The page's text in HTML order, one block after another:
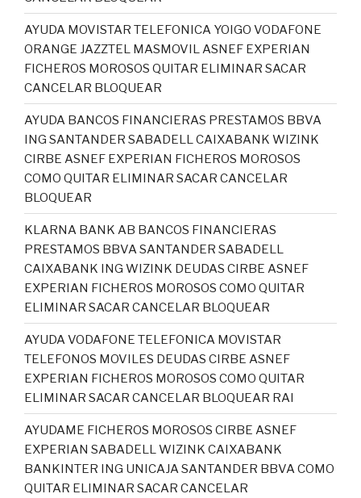
AYUDA MOVISTAR TELEFONICA YOIGO VODAFONE
ORANGE JAZZTEL MASMOVIL ASNEF EXPERIAN
FICHEROS MOROSOS QUITAR ELIMINAR SACAR
CANCELAR BLOQUEAR
AYUDA BANCOS FINANCIERAS PRESTAMOS BBVA
ING SANTANDER SABADELL CAIXABANK WIZINK
CIRBE ASNEF EXPERIAN FICHEROS MOROSOS
COMO QUITAR ELIMINAR SACAR CANCELAR
BLOQUEAR
KLARNA BANK AB BANCOS FINANCIERAS
PRESTAMOS BBVA SANTANDER SABADELL
CAIXABANK ING WIZINK DEUDAS CIRBE ASNEF
EXPERIAN FICHEROS MOROSOS COMO QUITAR
ELIMINAR SACAR CANCELAR BLOQUEAR
AYUDA VODAFONE TELEFONICA MOVISTAR
TELEFONOS MOVILES DEUDAS CIRBE ASNEF
EXPERIAN FICHEROS MOROSOS COMO QUITAR
ELIMINAR SACAR CANCELAR BLOQUEAR RAI
AYUDAME FICHEROS MOROSOS CIRBE ASNEF
EXPERIAN SABADELL WIZINK CAIXABANK
BANKINTER ING UNICAJA SANTANDER BBVA COMO
QUITAR ELIMINAR SACAR CANCELAR